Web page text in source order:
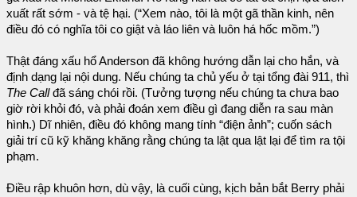
xuất rất sớm - và tệ hại. (“Xem nào, tôi là một gã thần kinh, nên
điều đó có nghĩa tôi co giật và láo liên và luôn há hốc mồm.”)
Thật đáng xấu hổ Anderson đã không hướng dẫn lại cho hắn, và
định dạng lại nội dung. Nếu chúng ta chủ yếu ở tại tổng đài 911, thì
The Callđã sáng chói rồi. (Tưởng tượng nếu chúng ta chưa bao
giờ rời khỏi đó, và phải đoán xem điều gì đang diễn ra sau màn
hình.) Dĩ nhiên, điều đó không mang tính “điện ảnh”; cuốn sách
giải trí cũ kỹ khăng khăng rằng chúng ta lật qua lật lại để tìm ra tội
phạm.
Điều rập khuôn hơn, dù vậy, là cuối cùng, kịch bản bắt Berry phải